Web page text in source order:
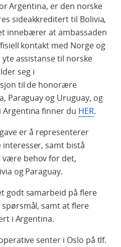
Argentina, er den norske
sideakkreditert til Bolivia,
innebærer at ambassaden
kontakt med Norge og
assistanse til norske
seg i
til de honorære
Paraguay og Uruguay, og
finner du HER.
er å representerer
samt bistå
behov for det,
og Paraguay.
godt samarbeid på flere
samt at flere
i Argentina.
senter i Oslo på tlf.